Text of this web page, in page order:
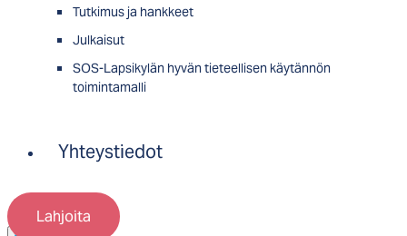
Tutkimus ja hankkeet
Julkaisut
SOS-Lapsikylän hyvän tieteellisen käytännön
toimintamalli
Yhteystiedot
Lahjoita